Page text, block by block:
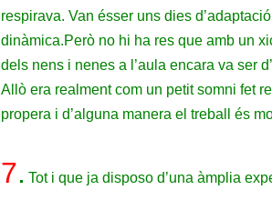
respirava. Van ésser uns dies
dinàmica.Però no hi ha res que amb un
dels nens i nenes a l’aula encara va ser
Allò era realment com un petit somni fet
propera i d’alguna manera el treball és
7. Tot i que ja disposo d’una àmplia